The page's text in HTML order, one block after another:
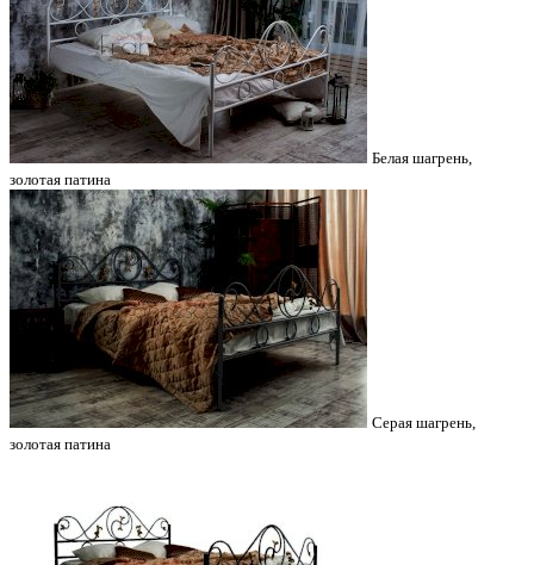
Белая шагрень,
золотая патина
Серая шагрень,
золотая патина